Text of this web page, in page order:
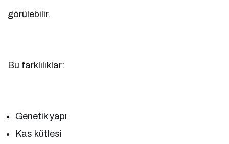
görülebilir.
Bu farklılıklar:
Genetik yapı
Kas kütlesi